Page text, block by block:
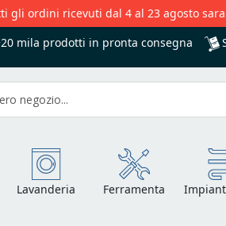
gli ordini ricevuti dal 4 al 23 agosto
mila prodotti in pronta consegna
Lavanderia Ferramenta